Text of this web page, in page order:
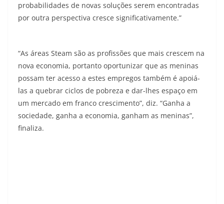
probabilidades de novas soluções serem encontradas
por outra perspectiva cresce significativamente.”
“As áreas Steam são as profissões que mais crescem na
nova economia, portanto oportunizar que as meninas
possam ter acesso a estes empregos também é apoiá-
las a quebrar ciclos de pobreza e dar-lhes espaço em
um mercado em franco crescimento”, diz. “Ganha a
sociedade, ganha a economia, ganham as meninas”,
finaliza.